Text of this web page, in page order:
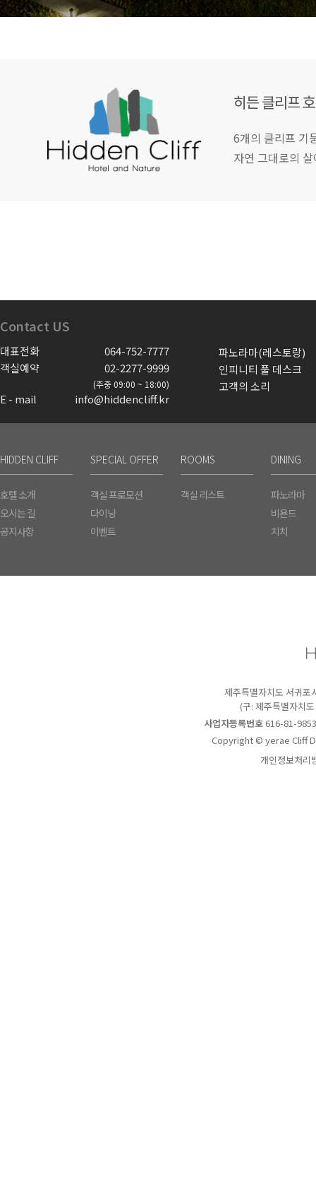
히든 클리프
6개의 클리프 기
자연 그대로의
Contact US
대표전화
064-752-7777
객실예약
02-2277-9999
(주중 09:00 ~ 18:00)
E - mail info@hiddencliff.kr
파노라마(레스토랑)
인피니티 풀 데스크
고객의 소리
HIDDEN CLIFF
호텔 소개
오시는 길
공지사항
SPECIAL OFFER
객실 프로모션
다이닝
이벤트
ROOMS
객실 리스트
DINING
파노라마
비욘드
치치
제주특별자치도 서귀포
(구: 제주특별자치
사업자등록번호616-81-
Copyright © yerae Cliff
개인정보처리